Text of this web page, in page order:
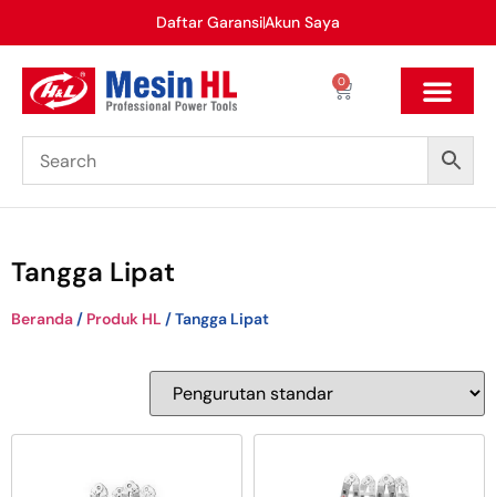
Daftar GaransiAkun Saya
0
Tangga Lipat
Beranda / Produk HL / Tangga Lipat